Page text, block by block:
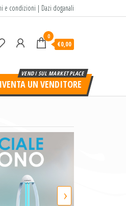
e condizioni | Dazi doganali
0
€0,00
UN VENDITORE
›